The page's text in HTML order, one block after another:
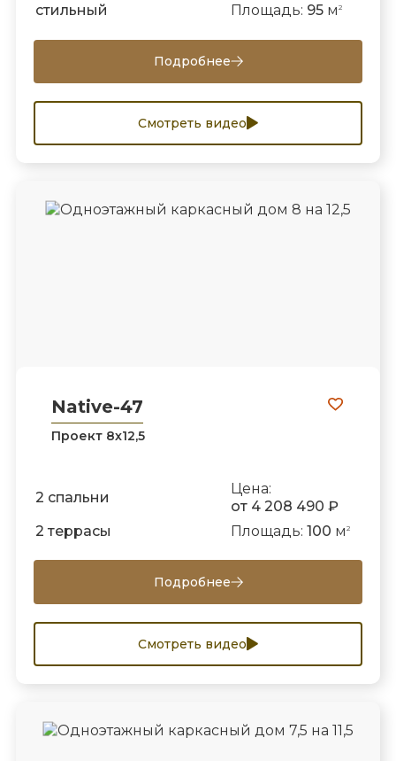
стильный
Площадь: 95м 2
Подробнее
Смотреть видео
Native-47
Проект 8х12,5
2 спальни
Цена:
от 4 208 490 ₽
2 террасы
Площадь: 100 м 2
Подробнее
Смотреть видео